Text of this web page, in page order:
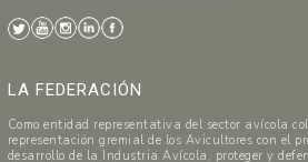
LA FEDERACIÓN
Como entidad representativa del sector avícola
representación gremial de los Avicultores con el
desarrollo de la Industria Avícola, proteger y